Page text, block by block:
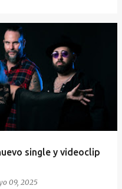
single y videoclip
09, 2025